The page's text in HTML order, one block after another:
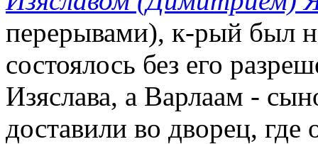
перерывами), к-рый был
состоялось без его
Изяслава, а Варлаам -
доставили во дворец,